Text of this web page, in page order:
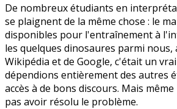
De nombreux étudiants en
se plaignent de la même chose : le
disponibles pour l'entraînement à
les quelques dinosaures parmi nous,
Wikipédia et de Google, c'était un
dépendions entièrement des autres
accès à de bons discours. Mais
pas avoir résolu le problème.